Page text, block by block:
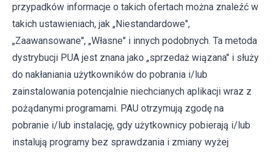
przypadków informacje o takich ofertach można znaleźć w
takich ustawieniach, jak „Niestandardowe",
„Zaawansowane", „Własne" i innych podobnych. Ta metoda
dystrybucji PUA jest znana jako „sprzedaż wiązana" i służy
do nakłaniania użytkowników do pobrania i/lub
zainstalowania potencjalnie niechcianych aplikacji wraz z
pożądanymi programami. PAU otrzymują zgodę na
pobranie i/lub instalację, gdy użytkownicy pobierają i/lub
instalują programy bez sprawdzania i zmiany wyżej